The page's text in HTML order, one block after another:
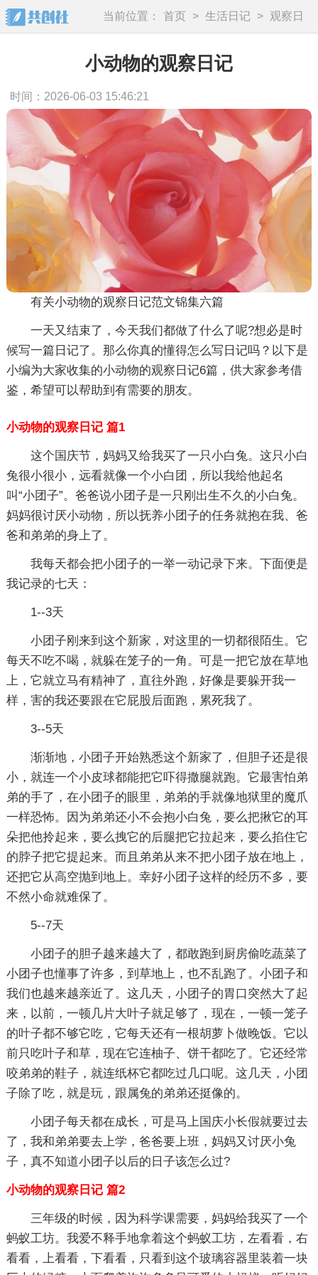
当前位置： 首页 > 生活日记 >
观察日
记
小动物的观察日记
时间：2026-06-03 15:46:21
有关小动物的观察日记范文锦集六篇
一天又结束了，今天我们都做了什么了呢?想必是时
候写一篇日记了。那么你真的懂得怎么写日记吗？以下是
小编为大家收集的小动物的观察日记6篇，供大家参考借
鉴，希望可以帮助到有需要的朋友。
小动物的观察日记 篇1
这个国庆节，妈妈又给我买了一只小白兔。这只小白
兔很小很小，远看就像一个小白团，所以我给他起名
叫“小团子”。爸爸说小团子是一只刚出生不久的小白兔。
妈妈很讨厌小动物，所以抚养小团子的任务就抱在我、爸
爸和弟弟的身上了。
我每天都会把小团子的一举一动记录下来。下面便是
我记录的七天：
1--3天
小团子刚来到这个新家，对这里的一切都很陌生。它
每天不吃不喝，就躲在笼子的一角。可是一把它放在草地
上，它就立马有精神了，直往外跑，好像是要躲开我一
样，害的我还要跟在它屁股后面跑，累死我了。
3--5天
渐渐地，小团子开始熟悉这个新家了，但胆子还是很
小，就连一个小皮球都能把它吓得撒腿就跑。它最害怕弟
弟的手了，在小团子的眼里，弟弟的手就像地狱里的魔爪
一样恐怖。因为弟弟还小不会抱小白兔，要么把揪它的耳
朵把他拎起来，要么拽它的后腿把它拉起来，要么掐住它
的脖子把它提起来。而且弟弟从来不把小团子放在地上，
还把它从高空抛到地上。幸好小团子这样的经历不多，要
不然小命就难保了。
5--7天
小团子的胆子越来越大了，都敢跑到厨房偷吃蔬菜了
小团子也懂事了许多，到草地上，也不乱跑了。小团子和
我们也越来越亲近了。这几天，小团子的胃口突然大了起
来，以前，一顿几片大叶子就足够了，现在，一顿一笼子
的叶子都不够它吃，它每天还有一根胡萝卜做晚饭。它以
前只吃叶子和草，现在它连柚子、饼干都吃了。它还经常
咬弟弟的鞋子，就连纸杯它都吃过几口呢。这几天，小团
子除了吃，就是玩，跟属兔的弟弟还挺像的。
小团子每天都在成长，可是马上国庆小长假就要过去
了，我和弟弟要去上学，爸爸要上班，妈妈又讨厌小兔
子，真不知道小团子以后的日子该怎么过?
小动物的观察日记 篇2
三年级的时候，因为科学课需要，妈妈给我买了一个
蚂蚁工坊。我爱不释手地拿着这个蚂蚁工坊，左看看，右
看看，上看看，下看看，只看到这个玻璃容器里装着一块